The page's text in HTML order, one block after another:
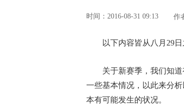
时间：2016-08-31 09:13 作
以下内容皆从八月29
关于新赛季，我们知
一些基本情况，以此来分
本有可能发生的状况。